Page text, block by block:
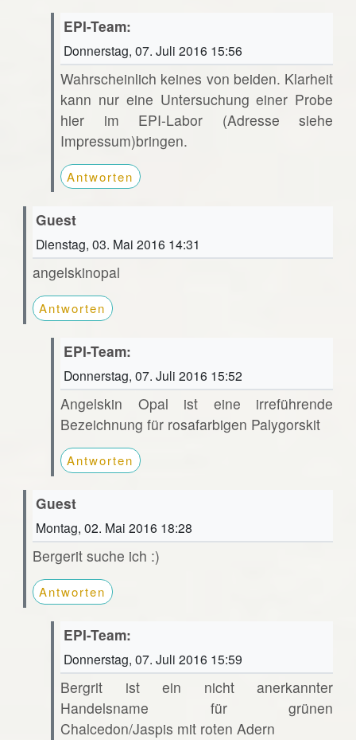
EPI-Team:
Donnerstag, 07. Juli 2016 15:56
Wahrscheinlich keines von beiden. Klarheit
kann nur eine Untersuchung einer Probe
hier im EPI-Labor (Adresse siehe
Impressum)bringen.
Antworten
Guest
Dienstag, 03. Mai 2016 14:31
angelskinopal
Antworten
EPI-Team:
Donnerstag, 07. Juli 2016 15:52
Angelskin Opal ist eine irreführende
Bezeichnung für rosafarbigen Palygorskit
Antworten
Guest
Montag, 02. Mai 2016 18:28
Bergerit suche ich :)
Antworten
EPI-Team:
Donnerstag, 07. Juli 2016 15:59
Bergrit ist ein nicht anerkannter
Handelsname für grünen
Chalcedon/Jaspis mit roten Adern